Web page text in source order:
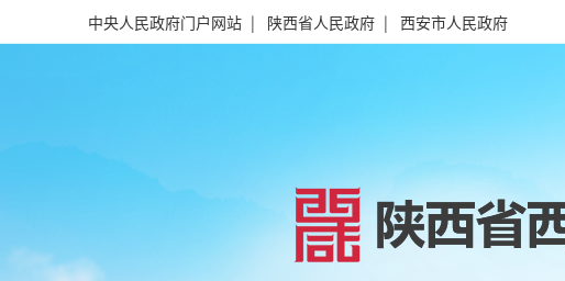
中央人民政府门户网站 | 陕西省人民政府 | 西安市人民政府